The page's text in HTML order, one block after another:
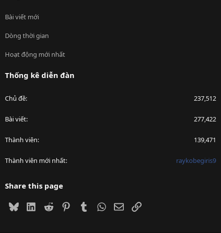
Bài viết mới
Dòng thời gian
Hoạt động mới nhất
Thống kê diễn đàn
Chủ đề 237,512
Bài viết 277,422
Thành viên 139,471
Thành viên mới nhất raykobegiris9
Share this page
BlueskyLinkedIn
Reddit PinterestTumblrWhatsApp
EmailLink